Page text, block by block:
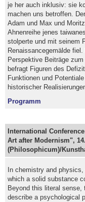
je her auch inklusiv: sie
machen uns betroffen.
Adam und Max und
Ahnenreihe jenes
stolperte und mit seinem
Renaissancegemälde
Perspektive Beiträge
befragt Figuren des
Funktionen und
historischer
Programm
International
Art after Modernism",
(Philosophicum)/
In chemistry and
which a solid substance
Beyond this literal sense,
describe a psychological